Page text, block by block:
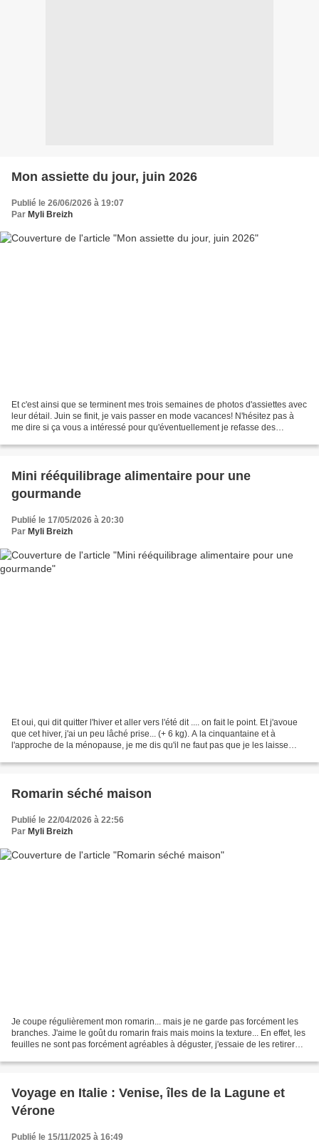
Mon assiette du jour, juin 2026
Publié le 26/06/2026 à 19:07
Par Myli Breizh
Et c'est ainsi que se terminent mes trois semaines de photos d'assiettes avec
leur détail. Juin se finit, je vais passer en mode vacances! N'hésitez pas à
me dire si ça vous a intéressé pour qu'éventuellement je refasse des
Mini rééquilibrage alimentaire pour une
gourmande
Publié le 17/05/2026 à 20:30
Par Myli Breizh
Et oui, qui dit quitter l'hiver et aller vers l'été dit .... on fait le point. Et j'avoue
que cet hiver, j'ai un peu lâché prise... (+ 6 kg). A la cinquantaine et à
l'approche de la ménopause, je me dis qu'il ne faut pas que je les laisse
Romarin séché maison
Publié le 22/04/2026 à 22:56
Par Myli Breizh
Je coupe régulièrement mon romarin... mais je ne garde pas forcément les
branches. J'aime le goût du romarin frais mais moins la texture... En effet, les
feuilles ne sont pas forcément agréables à déguster, j'essaie de les retirer
Voyage en Italie : Venise, îles de la Lagune et
Vérone
Publié le 15/11/2025 à 16:49